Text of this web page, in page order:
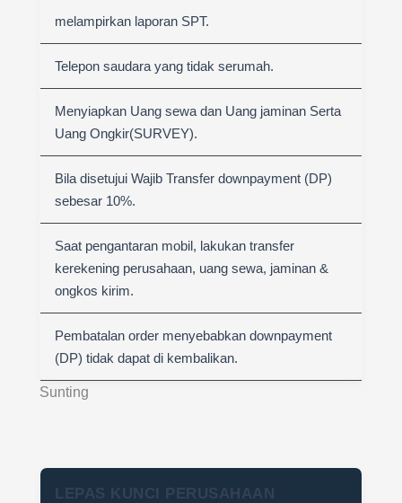
Sunting
melampirkan laporan SPT.
Telepon saudara yang tidak serumah.
Menyiapkan Uang sewa dan Uang jaminan Serta
Uang Ongkir(SURVEY).
Bila disetujui Wajib Transfer downpayment (DP)
sebesar 10%.
Saat pengantaran mobil, lakukan transfer
kerekening perusahaan, uang sewa, jaminan &
ongkos kirim.
Pembatalan order menyebabkan downpayment
(DP) tidak dapat di kembalikan.
LEPAS KUNCI PERUSAHAAN